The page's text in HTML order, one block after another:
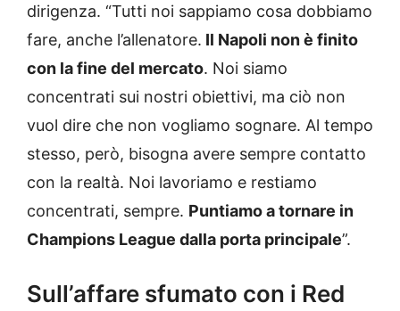
dirigenza. “Tutti noi sappiamo cosa dobbiamo
fare, anche l’allenatore. Il Napoli non è finito
con la fine del mercato. Noi siamo
concentrati sui nostri obiettivi, ma ciò non
vuol dire che non vogliamo sognare. Al tempo
stesso, però, bisogna avere sempre contatto
con la realtà. Noi lavoriamo e restiamo
concentrati, sempre. Puntiamo a tornare in
Champions League dalla porta principale”.
Sull’affare sfumato con i Red